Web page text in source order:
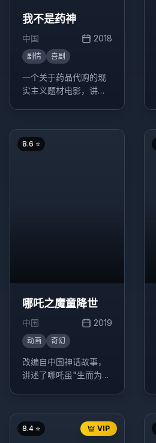
我不是药神
中国 2018
剧情 喜剧
一个关于药品代购的现
实主义题材电影，讲述
一跃成为印度仿制药"格
列宁"独家代理商的故
8.6 ⭐
哪吒之魔童降世
中国 2019
动画 奇幻
改编自中国神话故事，
讲述了哪吒虽"生而为
VIP
8.4 ⭐